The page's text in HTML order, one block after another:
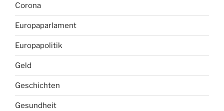
Corona
Europaparlament
Europapolitik
Geld
Geschichten
Gesundheit